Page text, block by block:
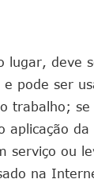
lugar, deve
pode ser
trabalho;
aplicação
serviço ou
na